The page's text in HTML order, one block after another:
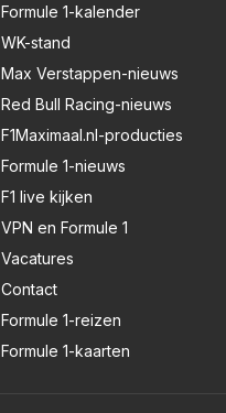
Formule 1-kalender
WK-stand
Max Verstappen-nieuws
Red Bull Racing-nieuws
F1Maximaal.nl-producties
Formule 1-nieuws
F1 live kijken
VPN en Formule 1
Vacatures
Contact
Formule 1-reizen
Formule 1-kaarten